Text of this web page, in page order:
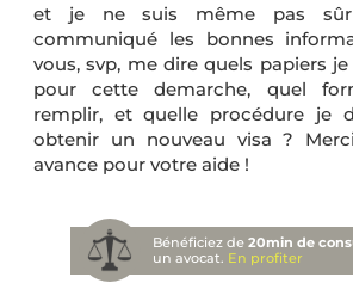
et je ne suis même pas sûr
communiqué les bonnes
vous, svp, me dire quels papiers
pour cette demarche, quel
remplir, et quelle procédure je
obtenir un nouveau visa ?
avance pour votre aide !
Bénéficiez de20min de
un avocat. En profiter